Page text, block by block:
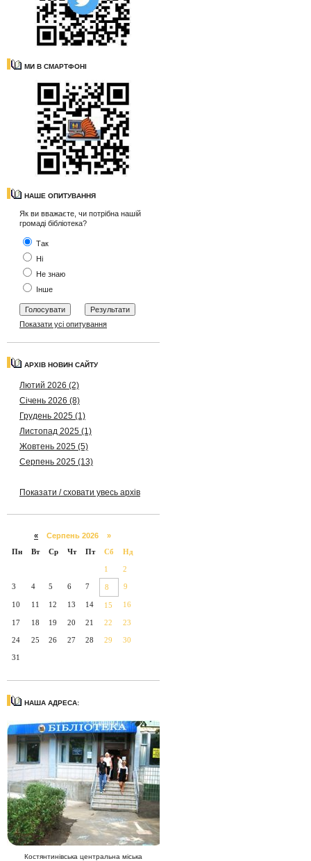
МИ В СМАРТФОНІ
НАШЕ ОПИТУВАННЯ
Як ви вважаєте, чи потрібна нашій
громаді бібліотека?
Так
Ні
Не знаю
Інше
Показати усі опитування
АРХІВ НОВИН САЙТУ
Лютий 2026 (2)
Січень 2026 (8)
Грудень 2025 (1)
Листопад 2025 (1)
Жовтень 2025 (5)
Серпень 2025 (13)
Показати / сховати увесь архів
« Серпень 2026 »
Пн
Вт Ср Чт Пт Сб Нд
1 2
3 4 5 6 7 8 9
10 11 12 13 14 15 16
17 18 19 20 21 22 23
24 25 26 27 28 29 30
31
НАША АДРЕСА:
Костянтинівська центральна міська